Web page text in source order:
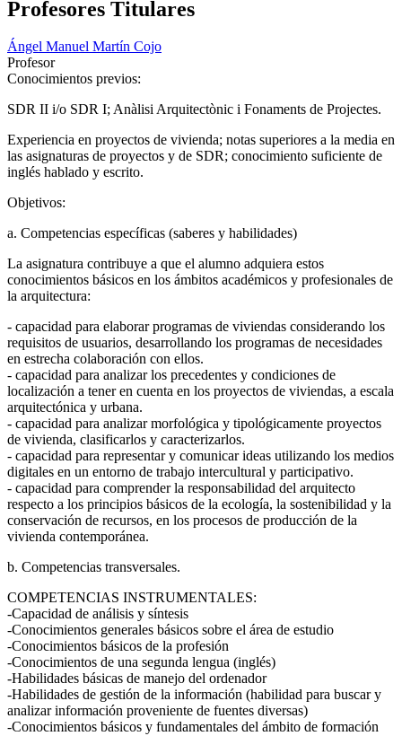
Profesores Titulares
Ángel Manuel Martín Cojo
Profesor
Conocimientos previos:
SDR II i/o SDR I; Anàlisi Arquitectònic i Fonaments de Projectes.
Experiencia en proyectos de vivienda; notas superiores a la media en
las asignaturas de proyectos y de SDR; conocimiento suficiente de
inglés hablado y escrito.
Objetivos:
a. Competencias específicas (saberes y habilidades)
La asignatura contribuye a que el alumno adquiera estos
conocimientos básicos en los ámbitos académicos y profesionales de
la arquitectura:
- capacidad para elaborar programas de viviendas considerando los
requisitos de usuarios, desarrollando los programas de necesidades
en estrecha colaboración con ellos.
- capacidad para analizar los precedentes y condiciones de
localización a tener en cuenta en los proyectos de viviendas, a escala
arquitectónica y urbana.
- capacidad para analizar morfológica y tipológicamente proyectos
de vivienda, clasificarlos y caracterizarlos.
- capacidad para representar y comunicar ideas utilizando los medios
digitales en un entorno de trabajo intercultural y participativo.
- capacidad para comprender la responsabilidad del arquitecto
respecto a los principios básicos de la ecología, la sostenibilidad y la
conservación de recursos, en los procesos de producción de la
vivienda contemporánea.
b. Competencias transversales.
COMPETENCIAS INSTRUMENTALES:
-Capacidad de análisis y síntesis
-Conocimientos generales básicos sobre el área de estudio
-Conocimientos básicos de la profesión
-Conocimientos de una segunda lengua (inglés)
-Habilidades básicas de manejo del ordenador
-Habilidades de gestión de la información (habilidad para buscar y
analizar información proveniente de fuentes diversas)
-Conocimientos básicos y fundamentales del ámbito de formación